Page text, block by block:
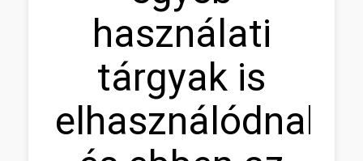
használati
tárgyak is
elhasználódnak,